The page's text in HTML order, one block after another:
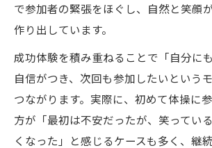
で参加者の緊張をほぐし、自然と笑顔
作り出しています。
成功体験を積み重ねることで「自分に
自信がつき、次回も参加したいという
つながります。実際に、初めて体操に
方が「最初は不安だったが、笑ってい
くなった」と感じるケースも多く、継